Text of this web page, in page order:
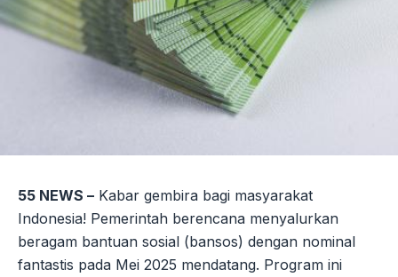
55 NEWS – Kabar gembira bagi masyarakat
Indonesia! Pemerintah berencana menyalurkan
beragam bantuan sosial (bansos) dengan nominal
fantastis pada Mei 2025 mendatang. Program ini